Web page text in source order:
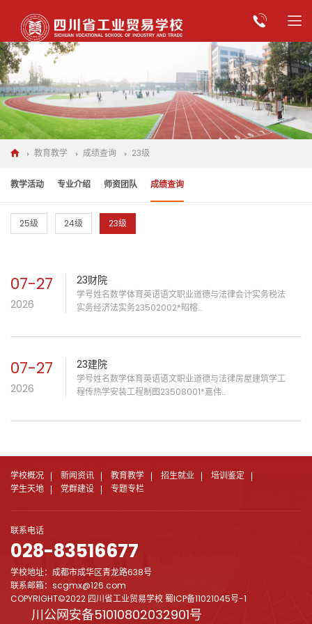
教育教学 成绩查询 23级
教学活动 专业介绍 师资团队 成绩查询
25级 24级 23级
07-27
2026
23财院
学号姓名数学体育英语语文职业道德与法律会计实务税法
实务经济法实务23502002*昭榕
717080714883836123502004*欣兰
698085876883856423502007*艾
758060649089916023502008*思佳
7090756989838445235020...
07-27
2026
23建院
学号姓名数学体育英语语文职业道德与法律房屋建筑学工
程传热学安装工程制图23508001*嘉伟
758170736984867823508003*志豪
708073608081817623508008*功占
7080704950625160235...
学校概况 新闻资讯 教育教学 招生就业
培训鉴定
学生天地
党群建设 专题专栏
联系电话
028-83516677
学校地址：成都市成华区青龙路638号
联系邮箱：scgmx@126.com
COPYRIGHT©2022 四川省工业贸易学校蜀ICP备11021045号-1
川公网安备51010802032901号